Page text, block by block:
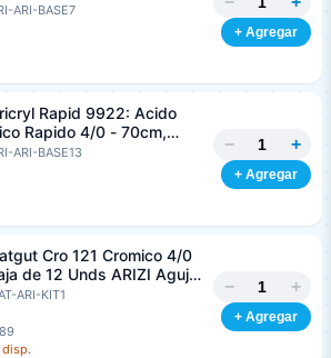
2 Circulo Punta Conica
ARI-BASE7
+ Agregar
Rapid 9922: Acido
Rapido 4/0 - 70cm,
8 Corte Inverso 19mm
Absorbible
ARI-BASE13 − +
+ Agregar
Cro 121 Cromico 4/0
de 12 Unds ARIZI Aguja
Punta Conica 26 mm
ARI-KIT1
disp.
− +
+ Agregar